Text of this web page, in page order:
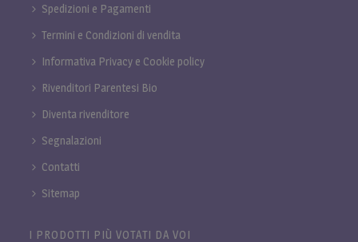
Spedizioni e Pagamenti
Termini e Condizioni di vendita
Informativa Privacy e Cookie policy
Rivenditori Parentesi Bio
Diventa rivenditore
Segnalazioni
Contatti
Sitemap
I PRODOTTI PIÙ VOTATI DA VOI